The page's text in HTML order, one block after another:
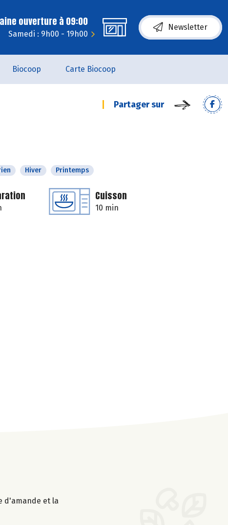
ouverture à 09:00
Samedi : 9h00 - 19h00
Newsletter
Biocoop Carte Biocoop
Partager sur
Hiver Printemps
Cuisson
10 min
d'amande et la